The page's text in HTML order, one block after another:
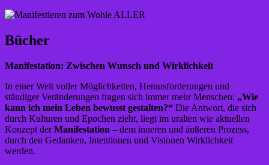
Bücher
Manifestation: Zwischen Wunsch und Wirklichkeit
In einer Welt voller Möglichkeiten, Herausforderungen und
ständiger Veränderungen fragen sich immer mehr Menschen: „Wie
kann ich mein Leben bewusst gestalten?“ Die Antwort, die sich
durch Kulturen und Epochen zieht, liegt im uralten wie aktuellen
Konzept derManifestation – dem inneren und äußeren Prozess,
durch den Gedanken, Intentionen und Visionen Wirklichkeit
werden.